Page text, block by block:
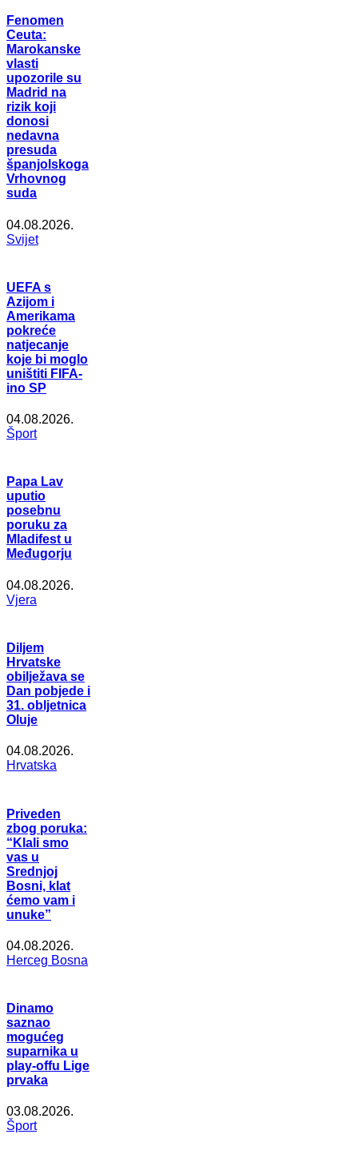
Fenomen
Ceuta:
Marokanske
vlasti
upozorile su
Madrid na
rizik koji
donosi
nedavna
presuda
španjolskoga
Vrhovnog
suda
04.08.2026.
Svijet
UEFA s
Azijom i
Amerikama
pokreće
natjecanje
koje bi moglo
uništiti FIFA-
ino SP
04.08.2026.
Šport
Papa Lav
uputio
posebnu
poruku za
Mladifest u
Međugorju
04.08.2026.
Vjera
Diljem
Hrvatske
obilježava se
Dan pobjede i
31. obljetnica
Oluje
04.08.2026.
Hrvatska
Priveden
zbog poruka:
“Klali smo
vas u
Srednjoj
Bosni, klat
ćemo vam i
unuke”
04.08.2026.
Herceg Bosna
Dinamo
saznao
mogućeg
suparnika u
play-offu Lige
prvaka
03.08.2026.
Šport